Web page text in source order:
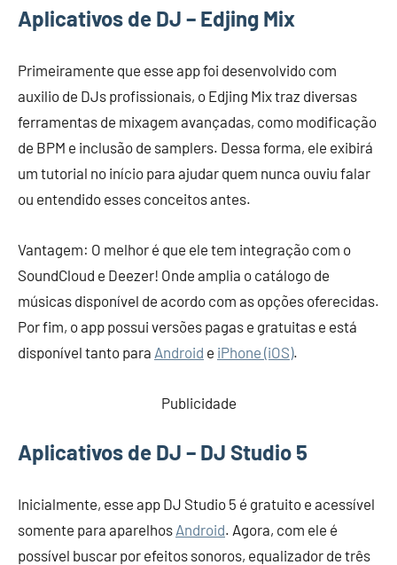
Aplicativos de DJ – Edjing Mix
Primeiramente que esse app foi desenvolvido com
auxilio de DJs profissionais, o Edjing Mix traz diversas
ferramentas de mixagem avançadas, como modificação
de BPM e inclusão de samplers. Dessa forma, ele exibirá
um tutorial no início para ajudar quem nunca ouviu falar
ou entendido esses conceitos antes.
Vantagem: O melhor é que ele tem integração com o
SoundCloud e Deezer! Onde amplia o catálogo de
músicas disponível de acordo com as opções oferecidas.
Por fim, o app possui versões pagas e gratuitas e está
disponível tanto para Android e iPhone (iOS).
Publicidade
Aplicativos de DJ – DJ Studio 5
Inicialmente, esse app DJ Studio 5 é gratuito e acessível
somente para aparelhos Android. Agora, com ele é
possível buscar por efeitos sonoros, equalizador de três